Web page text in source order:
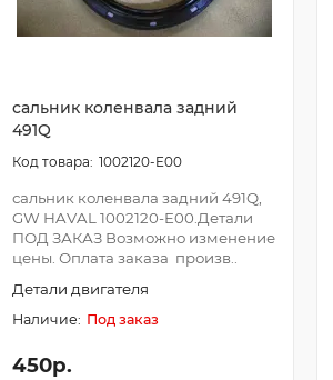
сальник коленвала задний
491Q
1002120-E00
сальник коленвала задний 491Q,
GW HAVAL 1002120-E00.Детали
ПОД ЗАКАЗ Возможно изменение
цены. Оплата заказа произв..
Детали двигателя
Под заказ
450р.